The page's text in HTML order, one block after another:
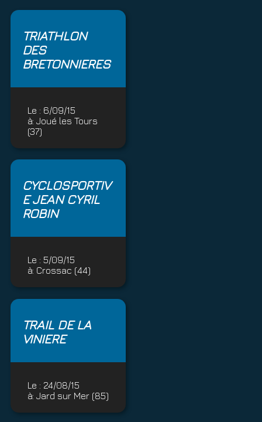
TRIATHLON
DES
BRETONNIERES
Le : 6/09/15
à:Joué les Tours
(37)
CYCLOSPORTIV
E JEAN CYRIL
ROBIN
Le :5/09/15
à: Crossac (44)
TRAIL DE LA
VINIERE
Le : 24/08/15
à:Jard sur Mer (85)